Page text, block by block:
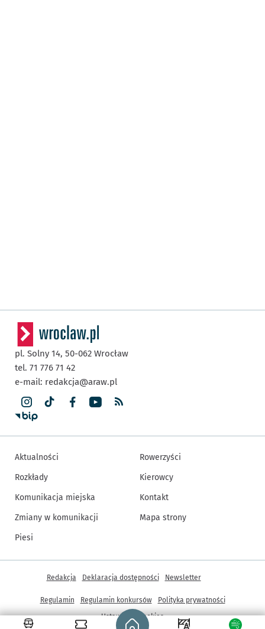
Strona główna - wroclaw.pl
pl. Solny 14, 50-062 Wrocław
tel. 71 776 71 42
e-mail: redakcja@araw.pl
Aktualności
Rozkłady
Komunikacja miejska
Zmiany w komunikacji
Piesi
Rowerzyści
Kierowcy
Kontakt
Mapa strony
Inne informacje
Redakcja Deklaracja dostępności Newsletter
Regulamin Regulamin konkursów
Polityka prywatności
Ustawienia cookies